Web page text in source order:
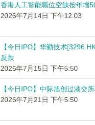
香港人工智能職位空缺按年增
2026年7月14日 下午12:03
【今日IPO】华勤技术
反跌
2026年7月15日 下午5:50
【今日IPO】中际旭创过港交
2026年7月21日 下午5:50